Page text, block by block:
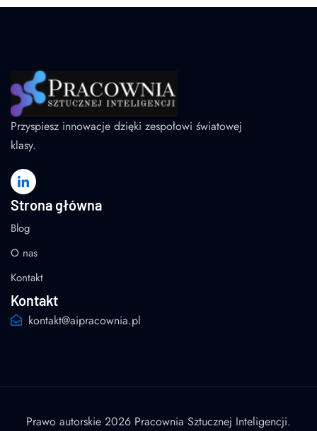
Przyspiesz innowacje dzięki zespołowi światowej
klasy.
Strona główna
Blog
O nas
Kontakt
Kontakt
kontakt@aipracownia.pl
Prawo autorskie 2026 Pracownia Sztucznej Inteligencji.